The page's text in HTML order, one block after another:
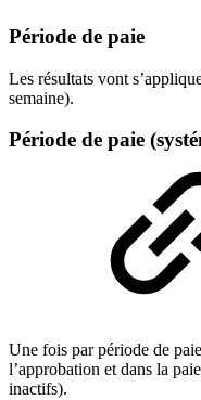
Période de paie
Les résultats vont
semaine).
Période de paie
Une fois par période de
l’approbation et dans la
inactifs).